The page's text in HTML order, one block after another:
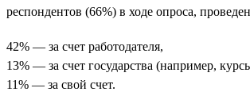
респондентов (66%) в ходе опроса,
42% — за счет работодателя,
13% — за счет государства (например,
11% — за свой счет.